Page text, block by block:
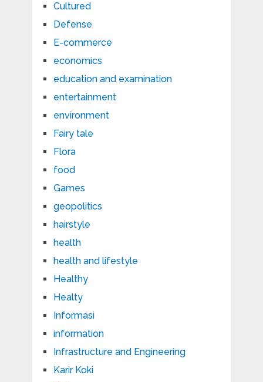
Cultured
Defense
E-commerce
economics
education and examination
entertainment
environment
Fairy tale
Flora
food
Games
geopolitics
hairstyle
health
health and lifestyle
Healthy
Healty
Informasi
information
Infrastructure and Engineering
Karir Koki